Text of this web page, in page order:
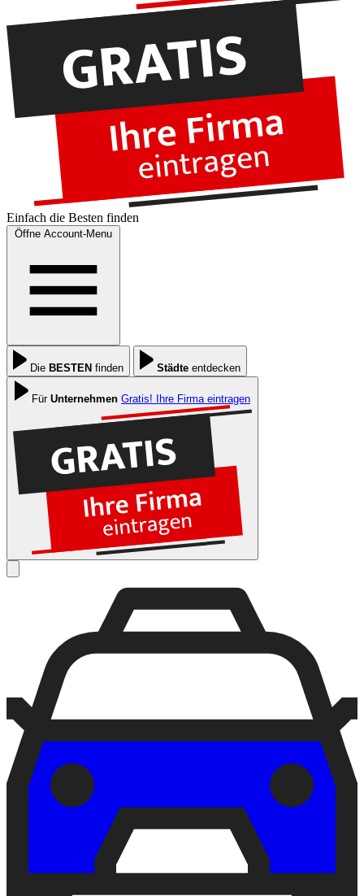
Einfach die Besten finden
Öffne Account-Menu
Die BESTEN finden Städte entdecken
Für Unternehmen Gratis! Ihre Firma eintragen